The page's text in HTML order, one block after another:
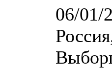
06/01/